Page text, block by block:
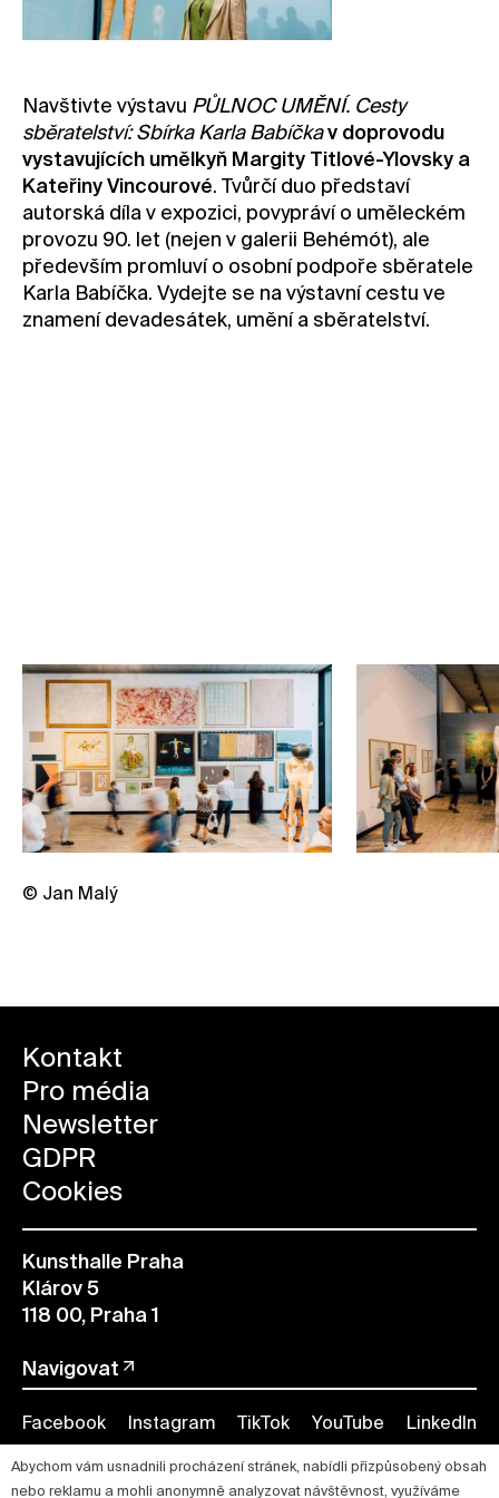
Pro média
Pronájem prostor
Volné pozice
Navštivte výstavu PŮLNOC UMĚNÍ. Cesty
sběratelství: Sbírka Karla Babíčka v doprovodu
vystavujících umělkyň Margity Titlové-Ylovsky a
Kateřiny Vincourové. Tvůrčí duo představí
autorská díla v expozici, povypráví o uměleckém
provozu 90. let (nejen v galerii Behémót), ale
především promluví o osobní podpoře sběratele
Karla Babíčka. Vydejte se na výstavní cestu ve
znamení devadesátek, umění a sběratelství.
© Jan Malý
Kontakt
Pro média
Newsletter
GDPR
Cookies
Kunsthalle Praha
Klárov 5
118 00, Praha 1
Navigovat
Facebook Instagram TikTok YouTube LinkedIn
Abychom vám usnadnili procházení stránek, nabídli přizpůsobený obsah
nebo reklamu a mohli anonymně analyzovat návštěvnost, využíváme